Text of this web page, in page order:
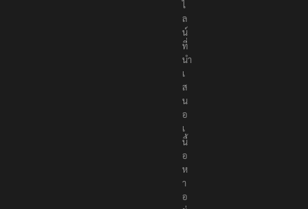
ไ
ล
น์
ที่
นำ
เ
ส
น
อ
เ
นื้
อ
ห
า
อ